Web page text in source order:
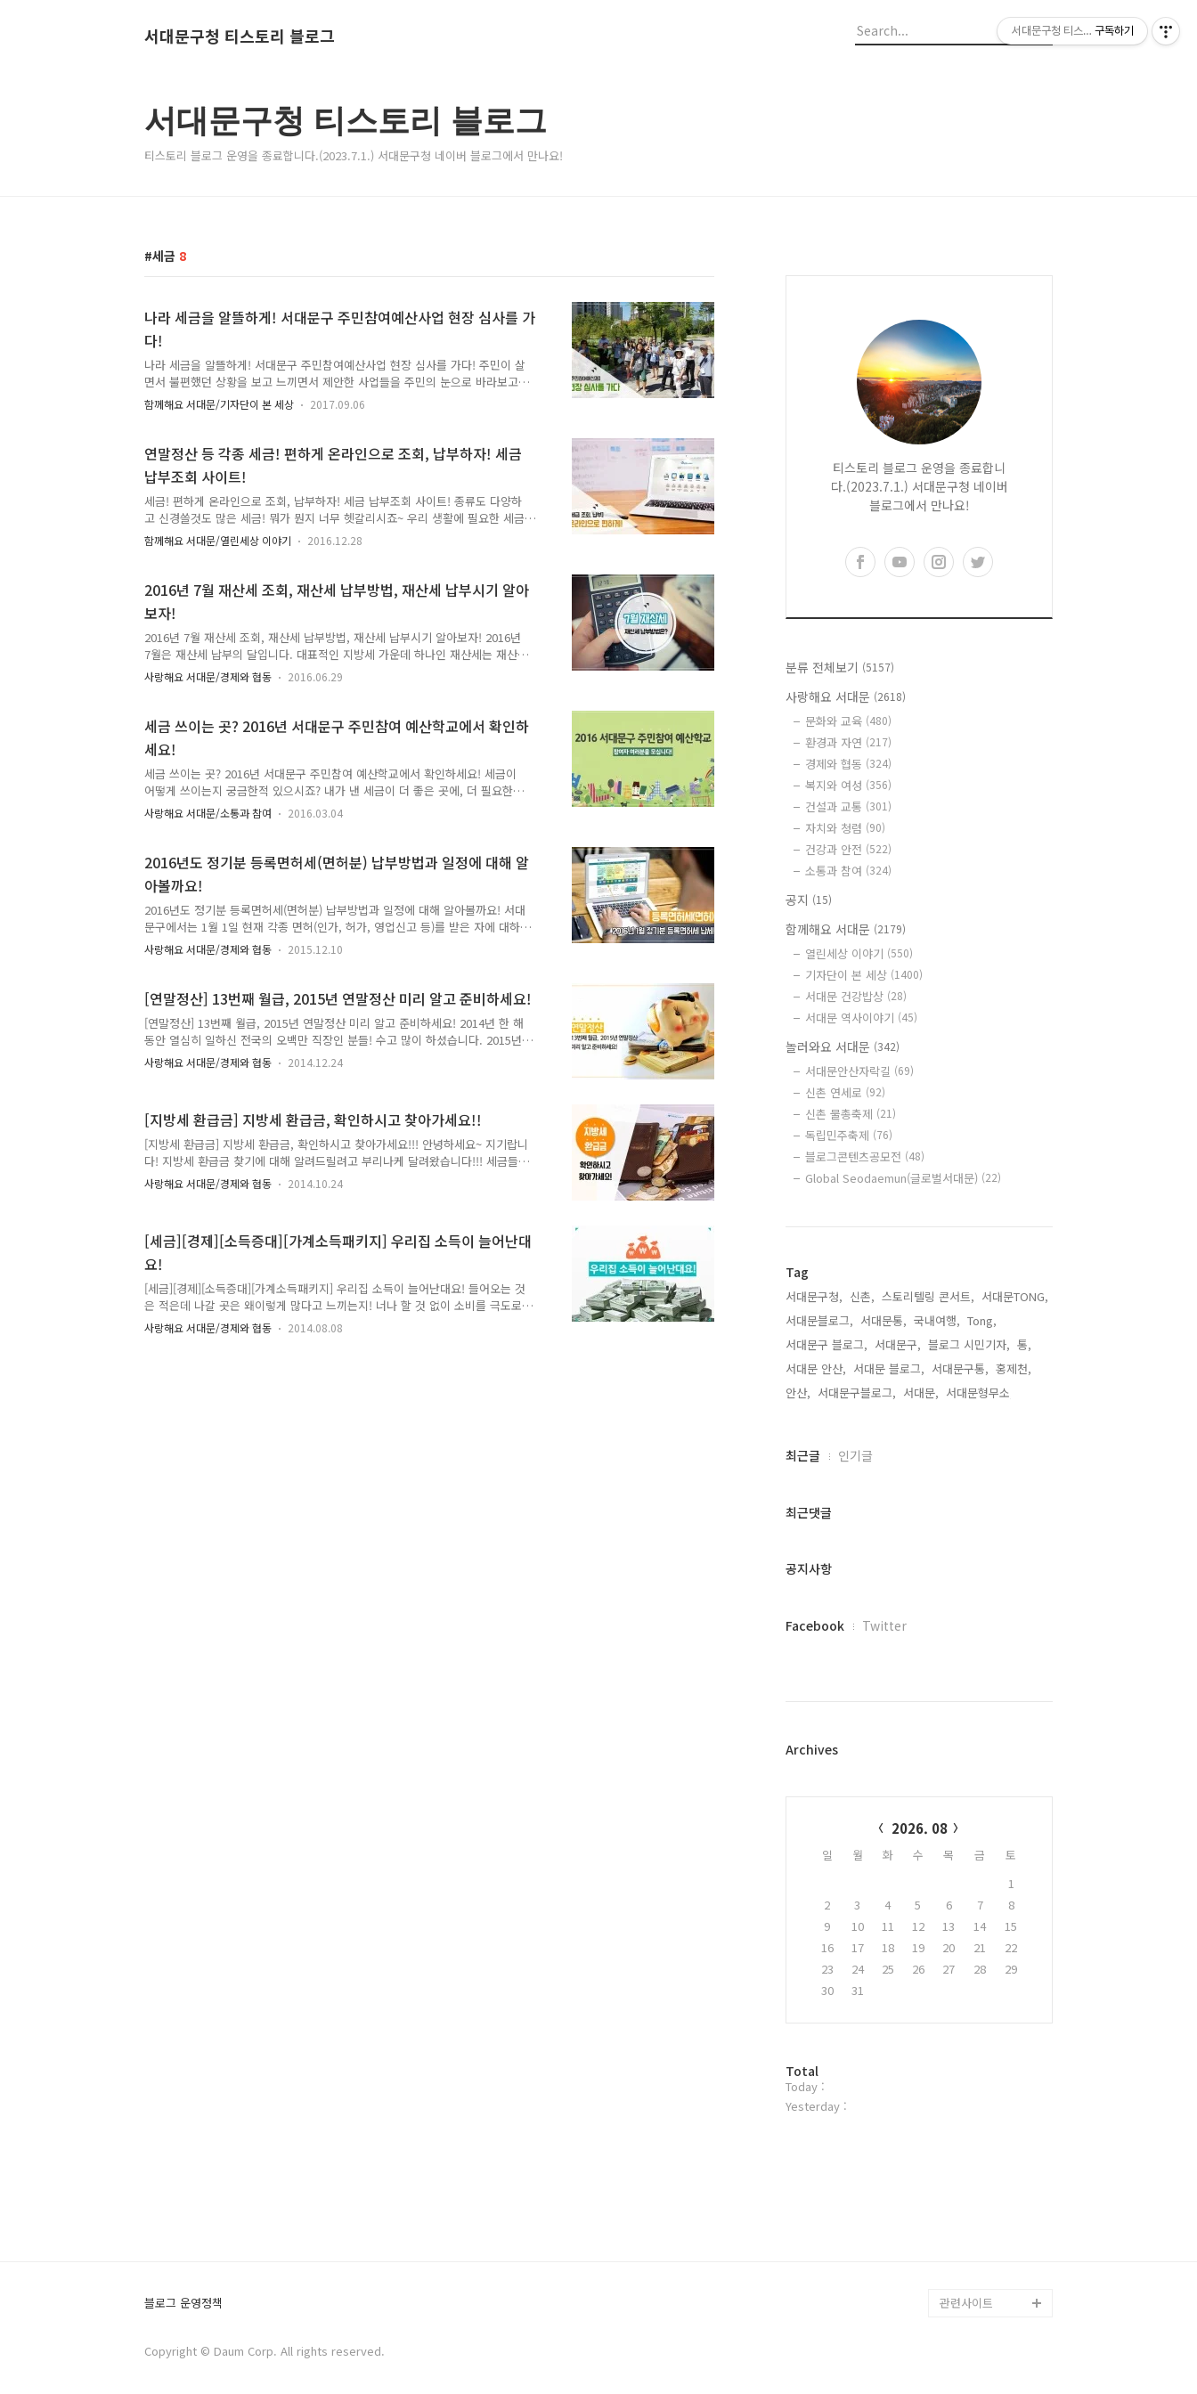
서대문구청 티스토리 블로그
서대문구청 티스토리 블로그
티스토리 블로그 운영을 종료합니다.(2023.7.1.) 서대문구청 네이버 블로그에서 만나요!
세금 8
나라 세금을 알뜰하게! 서대문구 주민참여예산사업 현장 심사를 가
다!
나라 세금을 알뜰하게! 서대문구 주민참여예산사업 현장 심사를 가다! 주민이 살
면서 불편했던 상황을 보고 느끼면서 제안한 사업들을 주민의 눈으로 바라보고
현장심사도 하게 되는 주민참여예산사업이 있어요. 2018년 서대문구 주민참여예
산사업으로 총 139개의 사업이 올라왔습니다. ▲ 구 전체 사업인 마을버스 정류
년 사업을 위해서 제안자와 사업부서 담당자의 의견을 듣고, 주민참여예산사업
선정 관련에 대한 회의를 진행했지요. 이번 사업은 동 주민 제안, 위원회 제안,
구 제안, 동 제안, 청소년 제안 등 다양한 분야에서 제안받아 구청 각 담당 팀에
서 검토를 거쳐 2018년 사업 추진을 할 수 있는지, 반영 어려운지, 2017년 즉..
함께해요 서대문/기자단이 본 세상 2017.09.06
연말정산 등 각종 세금! 편하게 온라인으로 조회, 납부하자! 세금
납부조회 사이트!
세금! 편하게 온라인으로 조회, 납부하자! 세금 납부조회 사이트! 종류도 다양하
고 신경쓸것도 많은 세금! 뭐가 뭔지 너무 헷갈리시죠~ 우리 생활에 필요한 세금
정보를 무료로 알 수 있는 곳을 소개할까 합니다. 편하게~ 온라인으로 조회할 수
있는 방법! tong지기와 함께 파헤쳐볼까요!! #. 국세청 홈택스 국세 인터넷 서비
을 통해 세금신고, 민원증명 발급, 현금영수증 사용내역 조회, 전자세금계산서
발행 및 조회, 연말정산에 필요한 내역 조회 등 모든 국세관련 인터넷 서비스 이
용이 가능합니다. 국세청 홈택스 바로가기 ☞ www.hometax.go.kr #. 위택스
행정자치부 주관 전국 통합 지방세 포털 서비스로 재산세, 주민세 등..
함께해요 서대문/열린세상 이야기 2016.12.28
2016년 7월 재산세 조회, 재산세 납부방법, 재산세 납부시기 알아
보자!
2016년 7월 재산세 조회, 재산세 납부방법, 재산세 납부시기 알아보자! 2016년
7월은 재산세 납부의 달입니다. 대표적인 지방세 가운데 하나인 재산세는 재산
을 보유한 대가로 내는 보유세입니다. 납부시기, 재산세 조회, 납부방법에 대해
같이 알아볼까요~ :: 7월 재산제 납부 ○ 납세의무자 - 6월 1일 현재(주택, 주택이
물, 선박 주택분 재산세는 1년분 세금을 반으로 나누어 7월과 9월에 각각 1/2씩
같은 금액으로 과세됩니다. ○ 납부기간 : 7. 16.(토) ~ 7. 31.(일) ○ 납부방법 - 시
중은행 및 농수신협, 우체국, 새마을금고에 납부 - 인터넷납부 : 인터넷
(http://etax.seoul.go.k..
사랑해요 서대문/경제와 협동 2016.06.29
세금 쓰이는 곳? 2016년 서대문구 주민참여 예산학교에서 확인하
세요!
세금 쓰이는 곳? 2016년 서대문구 주민참여 예산학교에서 확인하세요! 세금이
어떻게 쓰이는지 궁금한적 있으시죠? 내가 낸 세금이 더 좋은 곳에, 더 필요한
곳에 쓰일 수 있게 주민들이 직접 확인하고 요청할 수 있도록, 예산편성 과정에
참여하는 올바른 방법을 알려줌으로써 주민참여예산제에 대한 관심과 이해를 돕
요? :: 서대문구 주민참여 예산학교 ● 운영기간 : 2016. 3. 14. ~ 3. 22.(매주 월,
화) 19:00 ~ 21:00 ● 운영대상 : 지역 주민 누구나 ● 운영장소 : 서대문구청 3층
기획상황실 ● 참여자모집 ☞ 참여혜택 : 3강좌 이상 참여 시 구청장 수료증 수여
및 6기 주민참여예산위원 신청자격 부여 ☞ 모집..
사랑해요 서대문/소통과 참여 2016.03.04
2016년도 정기분 등록면허세(면허분) 납부방법과 일정에 대해 알
아볼까요!
2016년도 정기분 등록면허세(면허분) 납부방법과 일정에 대해 알아볼까요! 서대
문구에서는 1월 1일 현재 각종 면허(인가, 허가, 영업신고 등)를 받은 자에 대하
여 등록면허세(면허)를 부과하게 됩니다. 등록면허세(면허분)란 면허, 허가, 인가
등 행정행위에 대한 수수료적 성격의 세금으로 새로 면허를 받거나 변경하고자
입니다. TONG지기와 함께 지금부터 자세히 알아볼까요! 2016년 정기분 등록면
허세 ▷ 납부기간 : 2016년 1월 16일 ~ 2월 1일(월요일) ▷ 납부방법 - 금융기관
직접 납부 - 고지서 없이 납세자의 카드 및 통장만으로 무인공과금기와 현금인출
기(CD/ATM)를 통해 국내 22개 은행, 국내 14개 모든 신용카..
사랑해요 서대문/경제와 협동 2015.12.10
[연말정산] 13번째 월급, 2015년 연말정산 미리 알고 준비하세요!
[연말정산] 13번째 월급, 2015년 연말정산 미리 알고 준비하세요! 2014년 한 해
동안 열심히 일하신 전국의 오백만 직장인 분들! 수고 많이 하셨습니다. 2015년
가장 먼저 할 일!! 바로 '13월의 월급'이라 불리우는 연말정산 소득공제의 시기가
다가오고 있습니다. 올해 연말정산에 대한 내용이 조금 바뀌었으니 미리 체크하
해서입니다. 소속기관이나 사업자(원천징수의무자)는 매달 근로자의 봉급에서 세
금을 우선 원천징수 하고, 다음해 2월에는 지난 1년분의 정확한 세금을 따져서
실제로 부담할 세액을 정산하게 됩니다. 이를 위해 국세청에서 1년 동안 간..
사랑해요 서대문/경제와 협동 2014.12.24
[지방세 환급금] 지방세 환급금, 확인하시고 찾아가세요!!
[지방세 환급금] 지방세 환급금, 확인하시고 찾아가세요!!! 안녕하세요~ 지기랍니
다! 지방세 환급금 찾기에 대해 알려드릴려고 부리나케 달려왔습니다!!! 세금들
잘내고 계시죠?ㅎㅎ 회사원분들이야 자동이지만 ㅜㅜ, 개인사업하시거나 기타
세금을 내셔야하는 경우 아까울때가 많죠 지난해 말까지 찾아가지 않은 환급금
이하라고 합니다. 단돈 1만원이 어딘가요~ ㅜㅜ 자 여러분의 혹시 모를 환급금
찾으러 Let's go~ ▶ 지방세 환급금이 무엇인가요? ● 지방세 환급금이란 ? - 납
세자의 이중납부 또는 착오납부, 과세권자의 착오과세 등에 의해 발생하..
사랑해요 서대문/경제와 협동 2014.10.24
[세금][경제][소득증대][가계소득패키지] 우리집 소득이 늘어난대
요!
[세금][경제][소득증대][가계소득패키지] 우리집 소득이 늘어난대요! 들어오는 것
은 적은데 나갈 곳은 왜이렇게 많다고 느끼는지! 너나 할 것 없이 소비를 극도로
줄이는 상황에 이르렀는데요ㅠㅠ 이에 정부에서 지난 8월 6일! 내수를 살리고자
새로운 세제 개혁안 가계소득 3대 패키지를 들고 나왔습니다. 주민들 생활에 직
사랑해요 서대문/경제와 협동 2014.08.08
티스토리 블로그 운영을 종료합니
다.(2023.7.1.) 서대문구청 네이버
블로그에서 만나요!
분류 전체보기 (5157)
사랑해요 서대문 (2618)
문화와 교육 (480)
환경과 자연 (217)
경제와 협동 (324)
복지와 여성 (356)
건설과 교통 (301)
자치와 청렴 (90)
건강과 안전 (522)
소통과 참여 (324)
공지 (15)
함께해요 서대문 (2179)
열린세상 이야기 (550)
기자단이 본 세상 (1400)
서대문 건강밥상 (28)
서대문 역사이야기 (45)
놀러와요 서대문 (342)
서대문안산자락길 (69)
신촌 연세로 (92)
신촌 물총축제 (21)
독립민주축제 (76)
블로그콘텐츠공모전 (48)
Global Seodaemun(글로벌서대문) (22)
Tag
서대문구청, 신촌, 스토리텔링 콘서트, 서대문TONG,
서대문블로그, 서대문통, 국내여행, Tong,
서대문구 블로그, 서대문구, 블로그 시민기자, 통,
서대문 안산, 서대문 블로그, 서대문구통, 홍제천,
안산, 서대문구블로그, 서대문, 서대문형무소,
최
과
글
최근글 인기글
최근댓글
공지사항
페
플
Facebook Twitter
Archives
2026. 08
일 월 화 수 목 금
토
1
2
3 4 5 6 7
8
9
10 11 12 13 14
15
16
17 18 19 20 21
22
23
24 25 26 27 28
29
30
31
방
문
자
Total
Today :
Yesterday :
블로그 운영정책
Copyright © Daum Corp. All rights reserved.
관련사이트
서대문구청 티스토리 블로그
구독하기